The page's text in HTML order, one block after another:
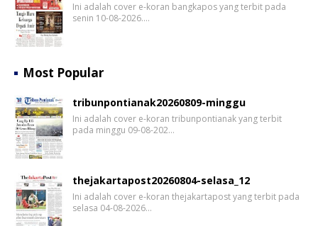
Ini adalah cover e-koran bangkapos yang terbit pada
senin 10-08-2026.…
Most Popular
tribunpontianak20260809-minggu
Ini adalah cover e-koran tribunpontianak yang terbit
pada minggu 09-08-202…
thejakartapost20260804-selasa_12
Ini adalah cover e-koran thejakartapost yang terbit pada
selasa 04-08-2026…